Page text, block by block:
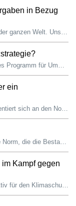
in Bezug
HP besitzt und pachtet Einrichtungen auf der ganzen Welt. Unsere Richtlinie für Umweltmanagement, Gesundheitsschutz und Arbeitssicherheit (EHS) – jetzt ver...
HP hat sich dazu verpflichtet, ein führendes Programm für Umwelt und Arbeitsschutz (EHS) bereitzustellen, dass die Sicherheit unserer Mitarbeiter:innen fort...
ein
Das EHS-Managementsystem von HP orientiert sich an den Normen des American National Standards Institute Z10 und der International Standardization Organizat...
ISO 14001 ist eine freiwillige internationale Norm, die die Bestandteile eines Umweltmanagementsystems definiert, das eine Organisation zur effektiven Handh...
Kampf gegen
HP setzt sich bereits seit vielen Jahren aktiv für den Klimaschutz ein. Unsere ehrgeizigen Ziele sind darauf ausgerichtet, den Klimawandel zu bekämpfen. Im...